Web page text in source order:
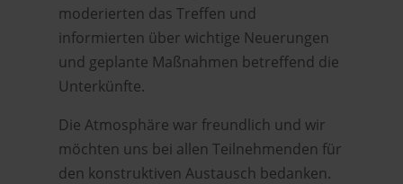
moderierten das Treffen und
informierten über wichtige Neuerungen
und geplante Maßnahmen betreffend die
Unterkünfte.
Die Atmosphäre war freundlich und wir
möchten uns bei allen Teilnehmenden für
den konstruktiven Austausch bedanken.